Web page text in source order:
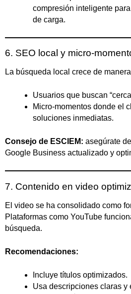
compresión inteligente
de carga.
6. SEO local y micro-
La búsqueda local crece de
Usuarios que buscan
Micro-momentos donde el
soluciones inmediatas.
Consejo de ESCIEM: asegúrate
Google Business actualizado y
7. Contenido en video
El video se ha consolidado como
Plataformas como YouTube
búsqueda.
Recomendaciones:
Incluye títulos optimizados.
Usa descripciones claras y